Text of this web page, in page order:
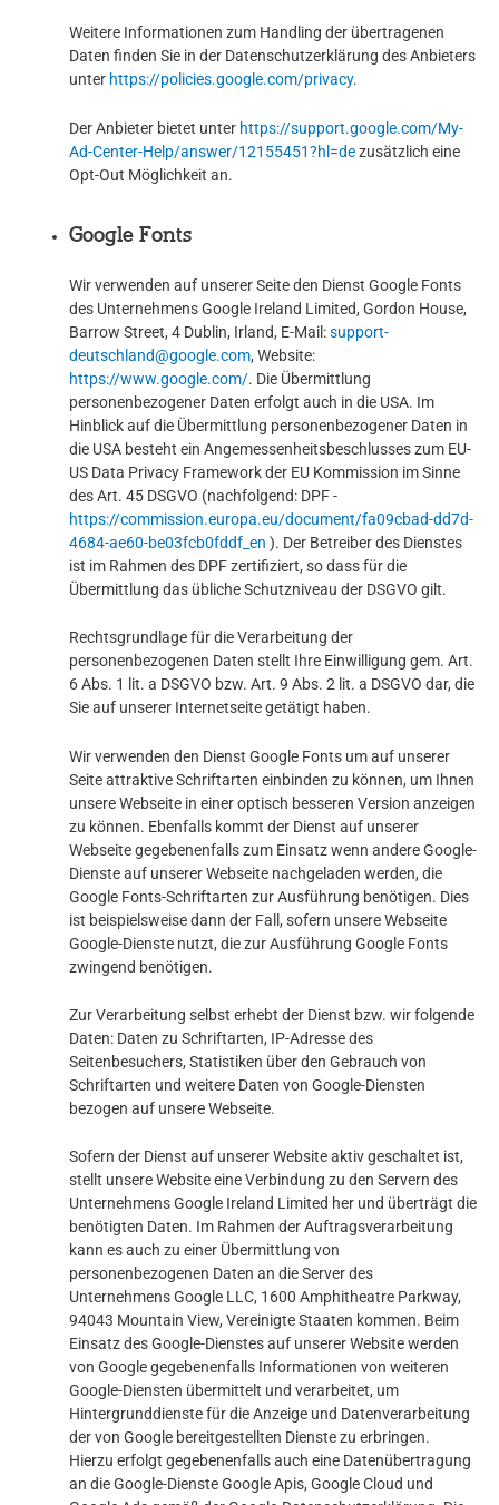
Weitere Informationen zum Handling der übertragenen
Daten finden Sie in der Datenschutzerklärung des Anbieters
unter https://policies.google.com/privacy.
Der Anbieter bietet unter https://support.google.com/My-
Ad-Center-Help/answer/12155451?hl=dezusätzlich eine
Opt-Out Möglichkeit an.
Google Fonts
Wir verwenden auf unserer Seite den Dienst Google Fonts
des Unternehmens Google Ireland Limited, Gordon House,
Barrow Street, 4 Dublin, Irland, E-Mail:support-
deutschland@google.com, Website:
https://www.google.com/. Die Übermittlung
personenbezogener Daten erfolgt auch in die USA. Im
Hinblick auf die Übermittlung personenbezogener Daten in
die USA besteht ein Angemessenheitsbeschlusses zum EU-
US Data Privacy Framework der EU Kommission im Sinne
des Art. 45 DSGVO (nachfolgend: DPF -
https://commission.europa.eu/document/fa09cbad-dd7d-
4684-ae60-be03fcb0fddf_en ). Der Betreiber des Dienstes
ist im Rahmen des DPF zertifiziert, so dass für die
Übermittlung das übliche Schutzniveau der DSGVO gilt.
Rechtsgrundlage für die Verarbeitung der
personenbezogenen Daten stellt Ihre Einwilligung gem. Art.
6 Abs. 1 lit. a DSGVO bzw. Art. 9 Abs. 2 lit. a DSGVO dar, die
Sie auf unserer Internetseite getätigt haben.
Wir verwenden den Dienst Google Fonts um auf unserer
Seite attraktive Schriftarten einbinden zu können, um Ihnen
unsere Webseite in einer optisch besseren Version anzeigen
zu können. Ebenfalls kommt der Dienst auf unserer
Webseite gegebenenfalls zum Einsatz wenn andere Google-
Dienste auf unserer Webseite nachgeladen werden, die
Google Fonts-Schriftarten zur Ausführung benötigen. Dies
ist beispielsweise dann der Fall, sofern unsere Webseite
Google-Dienste nutzt, die zur Ausführung Google Fonts
zwingend benötigen.
Zur Verarbeitung selbst erhebt der Dienst bzw. wir folgende
Daten: Daten zu Schriftarten, IP-Adresse des
Seitenbesuchers, Statistiken über den Gebrauch von
Schriftarten und weitere Daten von Google-Diensten
bezogen auf unsere Webseite.
Sofern der Dienst auf unserer Website aktiv geschaltet ist,
stellt unsere Website eine Verbindung zu den Servern des
Unternehmens Google Ireland Limited her und überträgt die
benötigten Daten. Im Rahmen der Auftragsverarbeitung
kann es auch zu einer Übermittlung von
personenbezogenen Daten an die Server des
Unternehmens Google LLC, 1600 Amphitheatre Parkway,
94043 Mountain View, Vereinigte Staaten kommen. Beim
Einsatz des Google-Dienstes auf unserer Website werden
von Google gegebenenfalls Informationen von weiteren
Google-Diensten übermittelt und verarbeitet, um
Hintergrunddienste für die Anzeige und Datenverarbeitung
der von Google bereitgestellten Dienste zu erbringen.
Hierzu erfolgt gegebenenfalls auch eine Datenübertragung
an die Google-Dienste Google Apis, Google Cloud und